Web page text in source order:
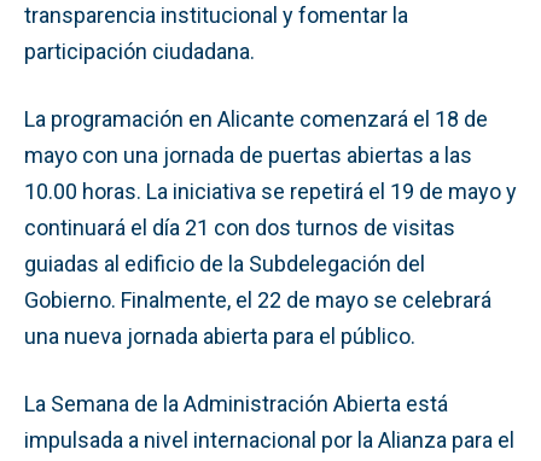
transparencia institucional y fomentar la
participación ciudadana.
La programación en Alicante comenzará el 18 de
mayo con una jornada de puertas abiertas a las
10.00 horas. La iniciativa se repetirá el 19 de mayo y
continuará el día 21 con dos turnos de visitas
guiadas al edificio de la Subdelegación del
Gobierno. Finalmente, el 22 de mayo se celebrará
una nueva jornada abierta para el público.
La Semana de la Administración Abierta está
impulsada a nivel internacional por la Alianza para el